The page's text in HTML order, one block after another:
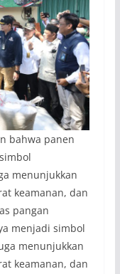
bahwa panen
menunjukkan
keamanan, dan
pangan
menjadi simbol
menunjukkan
keamanan, dan